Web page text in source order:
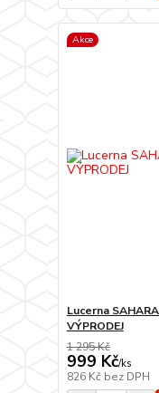
Akce
Lucerna
VÝPRODEJ
1 295 Kč
999 Kč/ks
826 Kč bez DPH